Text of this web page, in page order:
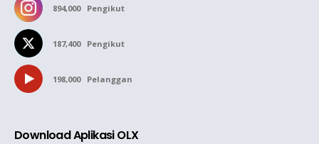
894,000 Pengikut
187,400 Pengikut
198,000 Pelanggan
Download Aplikasi OLX